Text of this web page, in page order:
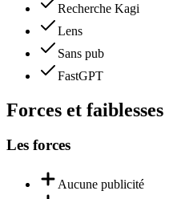
Recherche Kagi
Lens
Sans pub
FastGPT
Forces et faiblesses
Les forces
Aucune publicité